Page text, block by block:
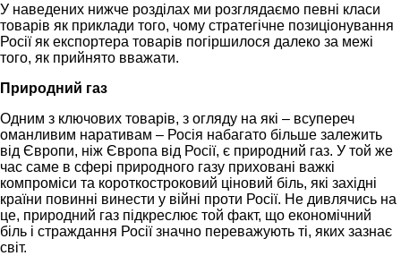
У наведених нижче розділах ми розглядаємо певні класи
товарів як приклади того, чому стратегічне позиціонування
Росії як експортера товарів погіршилося далеко за межі
того, як прийнято вважати.
Природний газ
Одним з ключових товарів, з огляду на які – всупереч
оманливим наративам – Росія набагато більше залежить
від Європи, ніж Європа від Росії, є природний газ. У той же
час саме в сфері природного газу приховані важкі
компроміси та короткостроковий ціновий біль, які західні
країни повинні винести у війні проти Росії. Не дивлячись на
це, природний газ підкреслює той факт, що економічний
біль і страждання Росії значно переважують ті, яких зазнає
світ.